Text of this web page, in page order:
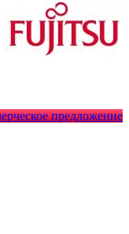
предложение